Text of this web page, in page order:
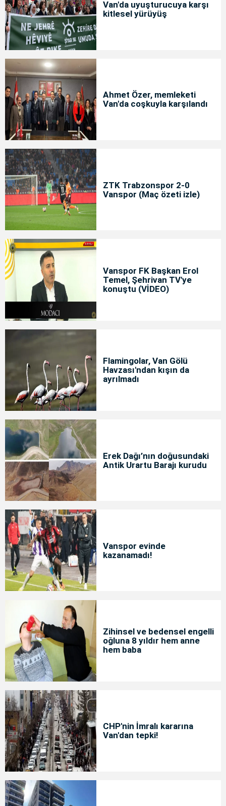
Van'da uyuşturucuya karşı
kitlesel yürüyüş
Ahmet Özer, memleketi
Van'da coşkuyla karşılandı
ZTK Trabzonspor 2-0
Vanspor (Maç özeti izle)
Vanspor FK Başkan Erol
Temel, Şehrivan TV'ye
konuştu (VİDEO)
Flamingolar, Van Gölü
Havzası'ndan kışın da
ayrılmadı
Erek Dağı’nın doğusundaki
Antik Urartu Barajı kurudu
Vanspor evinde
kazanamadı!
Zihinsel ve bedensel engelli
oğluna 8 yıldır hem anne
hem baba
CHP'nin İmralı kararına
Van'dan tepki!